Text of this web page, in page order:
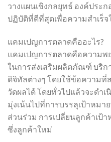
วางแผนเชิงกลยุทธ์ องค์ประ
ปฏิบัติที่ดีที่สุดเพื่อความสำเร็จ
แคมเปญการตลาดคืออะไร?
แคมเปญการตลาดคือความพ
ในการส่งเสริมผลิตภัณฑ์ บริ
ดิจิทัลต่างๆ โดยใช้ข้อความ
วัดผลได้ โดยทั่วไปแล้วจะดำ
มุ่งเน้นไปที่การบรรลุเป้าหมา
ส่วนร่วม การเปลี่ยนลูกค้าเป้
ซึ่งลูกค้าใหม่